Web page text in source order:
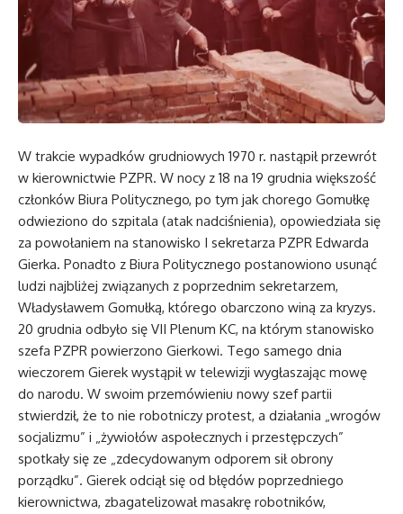
W trakcie wypadków grudniowych 1970 r. nastąpił przewrót
w kierownictwie PZPR. W nocy z 18 na 19 grudnia większość
członków Biura Politycznego, po tym jak chorego Gomułkę
odwieziono do szpitala (atak nadciśnienia), opowiedziała się
za powołaniem na stanowisko I sekretarza PZPR Edwarda
Gierka. Ponadto z Biura Politycznego postanowiono usunąć
ludzi najbliżej związanych z poprzednim sekretarzem,
Władysławem Gomułką, którego obarczono winą za kryzys.
20 grudnia odbyło się VII Plenum KC, na którym stanowisko
szefa PZPR powierzono Gierkowi. Tego samego dnia
wieczorem Gierek wystąpił w telewizji wygłaszając mowę
do narodu. W swoim przemówieniu nowy szef partii
stwierdził, że to nie robotniczy protest, a działania „wrogów
socjalizmu” i „żywiołów aspołecznych i przestępczych”
spotkały się ze „zdecydowanym odporem sił obrony
porządku”. Gierek odciął się od błędów poprzedniego
kierownictwa, zbagatelizował masakrę robotników,